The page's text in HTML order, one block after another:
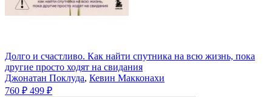
Долго и счастливо. Как найти спутника на всю жизнь, пока
другие просто ходят на свидания
Джонатан Поклуда, Кевин Макконахи
760 ₽ 499 ₽